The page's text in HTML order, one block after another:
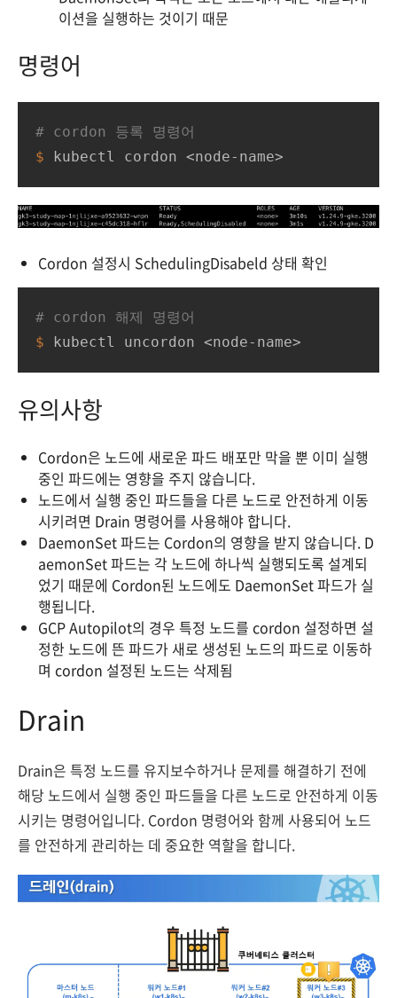
이션을 실행하는 것이기 때문
명령어
# cordon 등록 명령어
$
kubectl cordon <node-name>
Cordon 설정시 SchedulingDisabeld 상태 확인
# cordon 해제 명령어
$
kubectl uncordon <node-name>
유의사항
Cordon은 노드에 새로운 파드 배포만 막을 뿐 이미 실행
중인 파드에는 영향을 주지 않습니다.
노드에서 실행 중인 파드들을 다른 노드로 안전하게 이동
시키려면 Drain 명령어를 사용해야 합니다.
DaemonSet 파드는 Cordon의 영향을 받지 않습니다. D
aemonSet 파드는 각 노드에 하나씩 실행되도록 설계되
었기 때문에 Cordon된 노드에도 DaemonSet 파드가 실
행됩니다.
GCP Autopilot의 경우 특정 노드를 cordon 설정하면 설
정한 노드에 뜬 파드가 새로 생성된 노드의 파드로 이동하
며 cordon 설정된 노드는 삭제됨
Drain
Drain은 특정 노드를 유지보수하거나 문제를 해결하기 전에
해당 노드에서 실행 중인 파드들을 다른 노드로 안전하게 이동
시키는 명령어입니다. Cordon 명령어와 함께 사용되어 노드
를 안전하게 관리하는 데 중요한 역할을 합니다.